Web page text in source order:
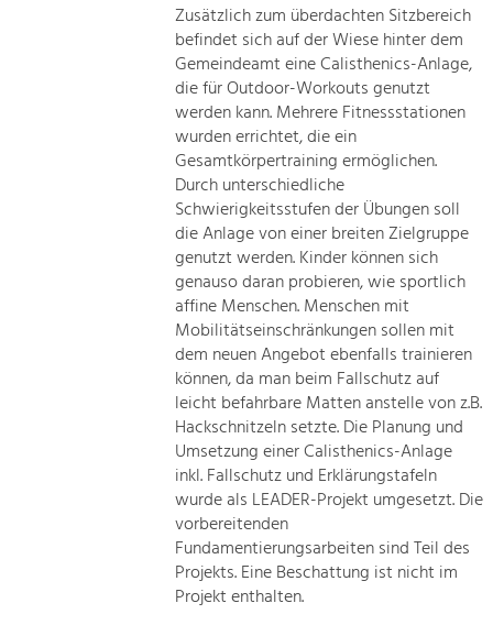
Zusätzlich zum überdachten Sitzbereich
befindet sich auf der Wiese hinter dem
Gemeindeamt eine Calisthenics-Anlage,
die für Outdoor-Workouts genutzt
werden kann. Mehrere Fitnessstationen
wurden errichtet, die ein
Gesamtkörpertraining ermöglichen.
Durch unterschiedliche
Schwierigkeitsstufen der Übungen soll
die Anlage von einer breiten Zielgruppe
genutzt werden. Kinder können sich
genauso daran probieren, wie sportlich
affine Menschen. Menschen mit
Mobilitätseinschränkungen sollen mit
dem neuen Angebot ebenfalls trainieren
können, da man beim Fallschutz auf
leicht befahrbare Matten anstelle von z.B.
Hackschnitzeln setzte. Die Planung und
Umsetzung einer Calisthenics-Anlage
inkl. Fallschutz und Erklärungstafeln
wurde als LEADER-Projekt umgesetzt. Die
vorbereitenden
Fundamentierungsarbeiten sind Teil des
Projekts. Eine Beschattung ist nicht im
Projekt enthalten.